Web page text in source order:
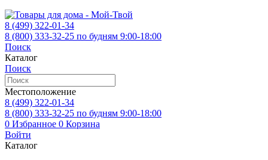
8 (499) 322-01-34
8 (800) 333-32-25 по будням 9:00-18:00
Поиск
Каталог
Поиск
Местоположение
8 (499) 322-01-34
8 (800) 333-32-25 по будням 9:00-18:00
0 Избранное 0 Корзина
Войти
Каталог